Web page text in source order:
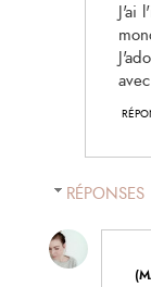
J'ai
RÉPONSES